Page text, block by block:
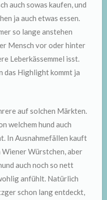
auch sowas kaufen, und
ja auch etwas essen.
so lange anstehen
Mensch vor oder hinter
Leberkässemmel isst.
das Highlight kommt ja
auf solchen Märkten.
welchem hund auch
In Ausnahmefällen kauft
Wiener Würstchen, aber
auch noch so nett
anfühlt. Natürlich
schon lang entdeckt,